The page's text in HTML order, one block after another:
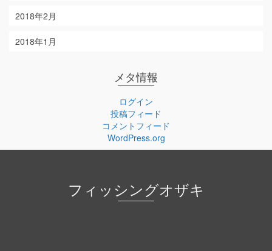
2018年2月
2018年1月
メタ情報
ログイン
投稿フィード
コメントフィード
WordPress.org
フィッシングオザキ